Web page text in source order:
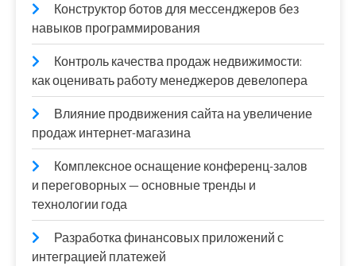
Конструктор ботов для мессенджеров без
навыков программирования
Контроль качества продаж недвижимости:
как оценивать работу менеджеров девелопера
Влияние продвижения сайта на увеличение
продаж интернет-магазина
Комплексное оснащение конференц-залов
и переговорных — основные тренды и
технологии года
Разработка финансовых приложений с
интеграцией платежей